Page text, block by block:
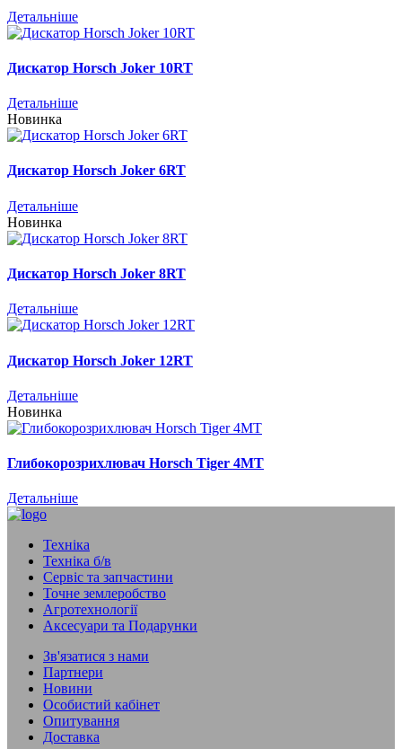
Детальніше
Дискатор Horsch Joker 10RT
Детальніше
Новинка
Дискатор Horsch Joker 6RT
Детальніше
Новинка
Дискатор Horsch Joker 8RT
Детальніше
Дискатор Horsch Joker 12RT
Детальніше
Новинка
Глибокорозрихлювач Horsch Tiger 4MT
Детальніше
Техніка
Техніка б/в
Сервіс та запчастини
Точне землеробство
Агротехнології
Аксесуари та Подарунки
Зв'язатися з нами
Партнери
Новини
Особистий кабінет
Опитування
Доставка